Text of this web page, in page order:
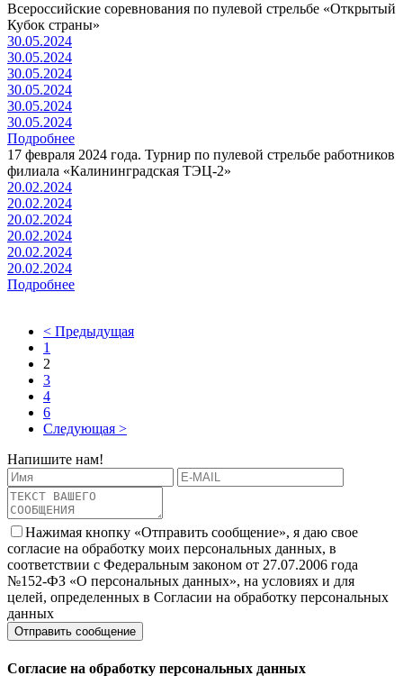
Всероссийские соревнования по пулевой стрельбе «Открытый
Кубок страны»
30.05.2024
30.05.2024
30.05.2024
30.05.2024
30.05.2024
30.05.2024
Подробнее
17 февраля 2024 года. Турнир по пулевой стрельбе работников
филиала «Калининградская ТЭЦ-2»
20.02.2024
20.02.2024
20.02.2024
20.02.2024
20.02.2024
20.02.2024
Подробнее
< Предыдущая
1
2
3
4
6
Следующая >
Напишите нам!
Нажимая кнопку «Отправить сообщение», я даю свое
согласие на обработку моих персональных данных, в
соответствии с Федеральным законом от 27.07.2006 года
№152-ФЗ «О персональных данных», на условиях и для
целей, определенных в Согласии на обработку персональных
данных
Согласие на обработку персональных данных